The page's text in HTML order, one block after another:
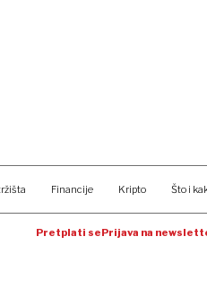
Financije Kripto Što i
Pretplati sePrijava na